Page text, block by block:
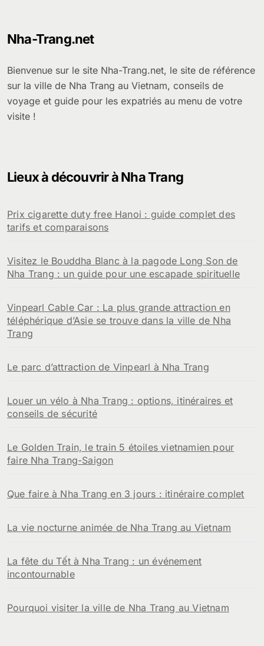
Nha-Trang.net
Bienvenue sur le site Nha-Trang.net, le site de référence
sur la ville de Nha Trang au Vietnam, conseils de
voyage et guide pour les expatriés au menu de votre
visite !
Lieux à découvrir à Nha Trang
Prix cigarette duty free Hanoi : guide complet des
tarifs et comparaisons
Visitez le Bouddha Blanc à la pagode Long Son de
Nha Trang : un guide pour une escapade spirituelle
Vinpearl Cable Car : La plus grande attraction en
téléphérique d’Asie se trouve dans la ville de Nha
Trang
Le parc d’attraction de Vinpearl à Nha Trang
Louer un vélo à Nha Trang : options, itinéraires et
conseils de sécurité
Le Golden Train, le train 5 étoiles vietnamien pour
faire Nha Trang-Saigon
Que faire à Nha Trang en 3 jours : itinéraire complet
La vie nocturne animée de Nha Trang au Vietnam
La fête du Tết à Nha Trang : un événement
incontournable
Pourquoi visiter la ville de Nha Trang au Vietnam